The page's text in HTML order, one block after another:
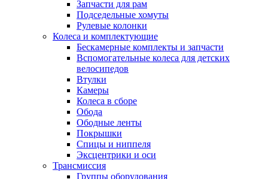
Запчасти для рам
Подседельные хомуты
Рулевые колонки
Колеса и комплектующие
Бескамерные комплекты и запчасти
Вспомогательные колеса для детских
велосипедов
Втулки
Камеры
Колеса в сборе
Обода
Ободные ленты
Покрышки
Спицы и ниппеля
Эксцентрики и оси
Трансмиссия
Группы оборудования